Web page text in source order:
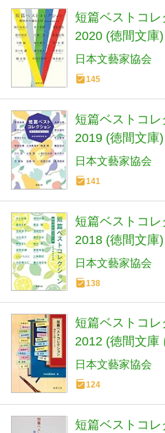
短篇ベストコ
2020 (徳間文庫)
日本文藝家協会
145
短篇ベストコ
2019 (徳間文庫)
日本文藝家協会
141
短篇ベストコ
2018 (徳間文庫
日本文藝家協会
138
短篇ベストコ
2012 (徳間文庫
日本文藝家協会
124
短篇ベストコ